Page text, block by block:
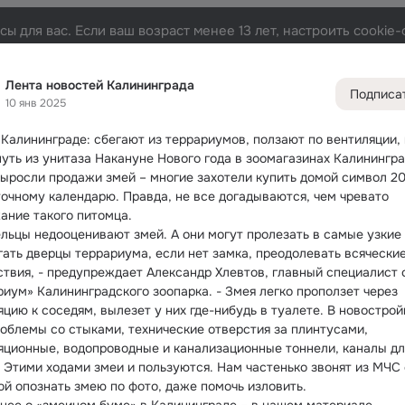
Лента новостей Калининграда
10 янв 2025
сбегают из террариумов, ползают по вентиляции,
из унитаза Накануне Нового года в зоомагазинах
продажи змей – многие захотели купить домой символ
календарю. Правда, не все догадываются, чем чревато
такого питомца.
недооценивают змей. А они могут пролезать в самые
дверцы террариума, если нет замка, преодолевать
- предупреждает Александр Хлевтов, главный специалист
Калининградского зоопарка. - Змея легко проползет через
к соседям, вылезет у них где-нибудь в туалете. В
со стыками, технические отверстия за плинтусами,
водопроводные и канализационные тоннели, каналы
Этими ходами змеи и пользуются. Нам частенько звонят из МЧС
опознать змею по фото, даже помочь изловить.
для вас. Если ваш возраст менее 13 лет, настроить
Лента Участники
Всё49